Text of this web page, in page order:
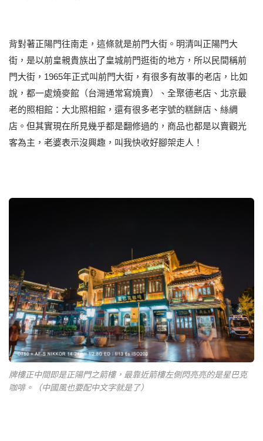
背對著正陽門往南走，這條就是前門大街。明清叫正陽門大
街，是以前皇親貴族出了皇城前門逛街的地方，所以民間稱前
門大街，1965年正式叫前門大街，有很多有故事的老店，比如
說，都一處燒麥館（台灣通常寫燒賣）、全聚德老店、北京最
老的照相館：大北照相館，還有很多老字號的糕餅店、絲綢
店。但其實現在所見幾乎都是翻修過的，商品也都是以賣觀光
客為主，老婆表示沒興趣，叫我快收好腳架走人！
牌樓正中間即是正陽門之箭樓，最靠近箭樓左側閃亮亮的是星巴克
咖啡。（中國風也要配中文字就是了）